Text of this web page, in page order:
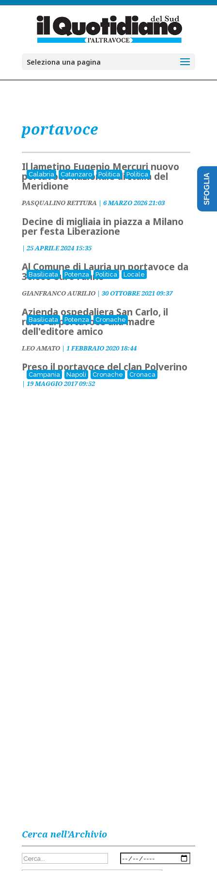
Seleziona una pagina
portavoce
Calabria Catanzaro Politica Politica
Il lametino Eugenio Mercuri nuovo
portavoce nazionale di Italia del
Meridione
PASQUALINO RETTURA| 6 MARZO 2026 21:03
Decine di migliaia in piazza a Milano
per festa Liberazione
| 25 APRILE 2024 15:35
Basilicata Potenza Politica Locale
Al Comune di Lauria un portavoce da
30.000 euro l'anno
GIANFRANCO AURILIO| 30 OTTOBRE 2021 09:37
Basilicata Potenza Cronache
Azienda ospedaliera San Carlo, il
ruolo di portavoce alla madre
dell'editore amico
LEO AMATO| 1 FEBBRAIO 2020 18:44
Campania Napoli Cronache Cronaca
Preso il portavoce del clan Polverino
| 19 MAGGIO 2017 09:52
Cerca nell’Archivio
SFOGLIA